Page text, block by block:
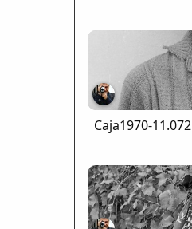
Caja1970-11.072